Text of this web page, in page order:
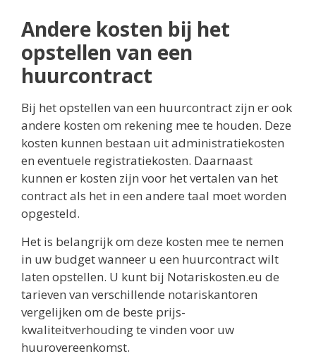
Andere kosten bij het
opstellen van een
huurcontract
Bij het opstellen van een huurcontract zijn er ook
andere kosten om rekening mee te houden. Deze
kosten kunnen bestaan uit administratiekosten
en eventuele registratiekosten. Daarnaast
kunnen er kosten zijn voor het vertalen van het
contract als het in een andere taal moet worden
opgesteld.
Het is belangrijk om deze kosten mee te nemen
in uw budget wanneer u een huurcontract wilt
laten opstellen. U kunt bij Notariskosten.eu de
tarieven van verschillende notariskantoren
vergelijken om de beste prijs-
kwaliteitverhouding te vinden voor uw
huurovereenkomst.